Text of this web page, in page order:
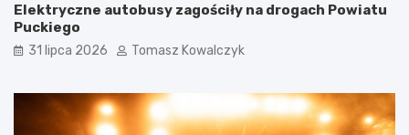
Elektryczne autobusy zagościły na drogach Powiatu
Puckiego
31 lipca 2026 Tomasz Kowalczyk